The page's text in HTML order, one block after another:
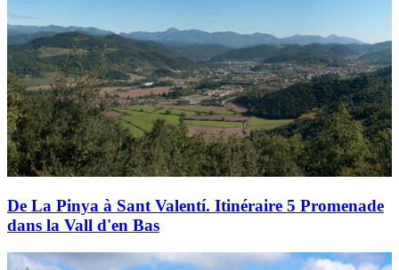
De La Pinya à Sant Valentí. Itinéraire 5 Promenade
dans la Vall d'en Bas